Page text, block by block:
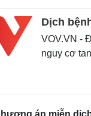
Dịch
VOV.VN -
nguy cơ
án miễn